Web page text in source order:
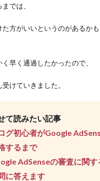
では、
た方がいいというのがあるか
早く通過したかったので、
けていきました。
て読みたい記事
グ初心者がGoogle
するまで
AdSenseの審査に関
に答えます